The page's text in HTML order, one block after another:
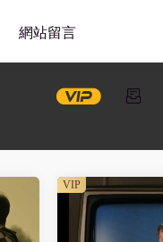
網站留言
VIP